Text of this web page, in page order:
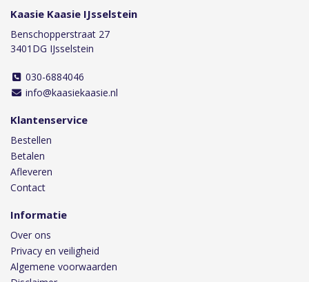
Kaasie Kaasie IJsselstein
Benschopperstraat 27
3401DG IJsselstein
030-6884046
info@kaasiekaasie.nl
Klantenservice
Bestellen
Betalen
Afleveren
Contact
Informatie
Over ons
Privacy en veiligheid
Algemene voorwaarden